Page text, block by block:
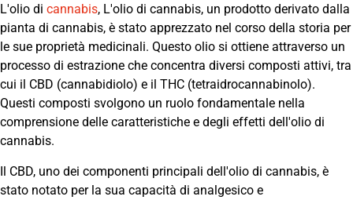
L'olio di cannabis, L'olio di cannabis, un prodotto derivato dalla
pianta di cannabis, è stato apprezzato nel corso della storia per
le sue proprietà medicinali. Questo olio si ottiene attraverso un
processo di estrazione che concentra diversi composti attivi, tra
cui il CBD (cannabidiolo) e il THC (tetraidrocannabinolo).
Questi composti svolgono un ruolo fondamentale nella
comprensione delle caratteristiche e degli effetti dell'olio di
cannabis.
Il CBD, uno dei componenti principali dell'olio di cannabis, è
stato notato per la sua capacità di analgesico e